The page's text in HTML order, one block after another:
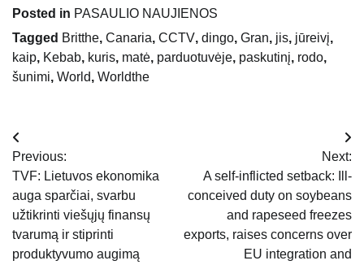
Posted in PASAULIO NAUJIENOS
Tagged Britthe, Canaria, CCTV, dingo, Gran, jis, jūreivį,
kaip, Kebab, kuris, matė, parduotuvėje, paskutinį, rodo,
šunimi, World, Worldthe
Navigacija
tarp
įrašų
Previous:
TVF: Lietuvos ekonomika
auga sparčiai, svarbu
užtikrinti viešųjų finansų
tvarumą ir stiprinti
produktyvumo augimą
Next:
A self-inflicted setback: Ill-
conceived duty on soybeans
and rapeseed freezes
exports, raises concerns over
EU integration and